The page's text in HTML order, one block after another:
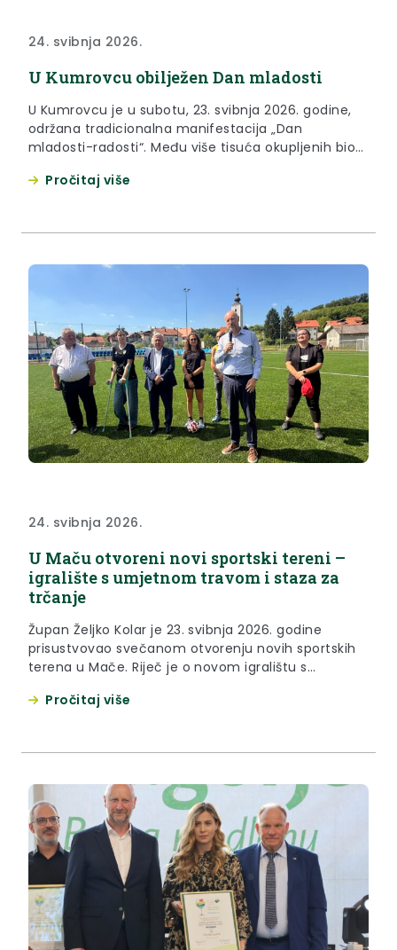
24. svibnja 2026.
U Kumrovcu obilježen Dan mladosti
U Kumrovcu je u subotu, 23. svibnja 2026. godine,
održana tradicionalna manifestacija „Dan
mladosti-radosti“. Među više tisuća okupljenih bio
koji se prije samog programa osvrnuo na povijesne
Pročitaj više
24. svibnja 2026.
U Maču otvoreni novi sportski tereni –
igralište s umjetnom travom i staza za
trčanje
Župan Željko Kolar je 23. svibnja 2026. godine
prisustvovao svečanom otvorenju novih sportskih
terena u Mače. Riječ je o novom igralištu s
nekoliko mjeseci u funkciji, no sa simboličnim
Pročitaj više